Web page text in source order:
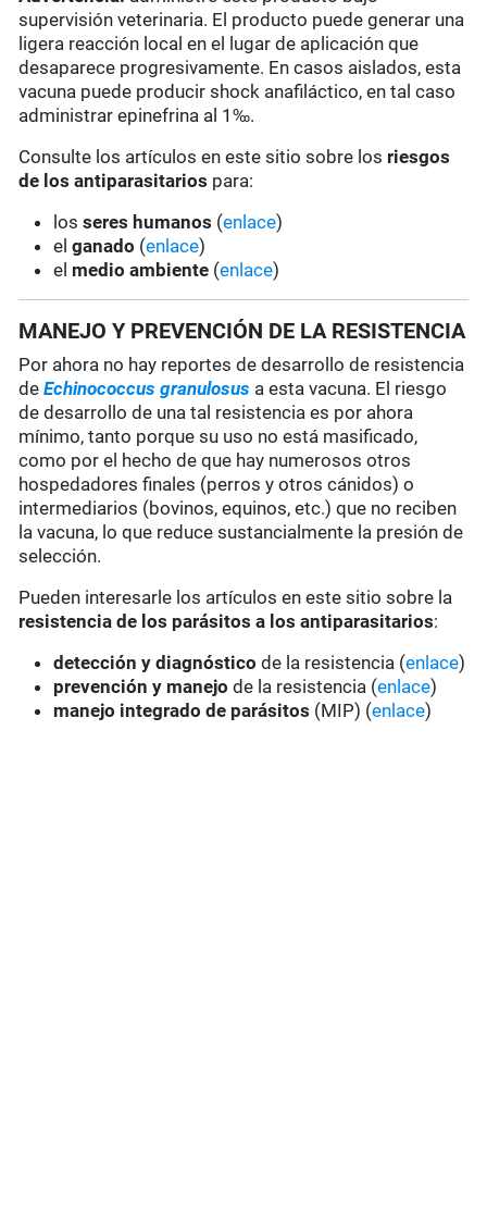
supervisión veterinaria. El producto puede generar una
ligera reacción local en el lugar de aplicación que
desaparece progresivamente. En casos aislados, esta
vacuna puede producir shock anafiláctico, en tal caso
administrar epinefrina al 1‰.
Consulte los artículos en este sitio sobre los riesgos
de los antiparasitarios para:
losseres humanos (enlace)
elganado (enlace)
el medio ambiente (enlace)
MANEJO Y PREVENCIÓN DE LA RESISTENCIA
Por ahora no hay reportes de desarrollo de resistencia
deEchinococcus granulosus a esta vacuna. El riesgo
de desarrollo de una tal resistencia es por ahora
mínimo, tanto porque su uso no está masificado,
como por el hecho de que hay numerosos otros
hospedadores finales (perros y otros cánidos) o
intermediarios (bovinos, equinos, etc.) que no reciben
la vacuna, lo que reduce sustancialmente la presión de
selección.
Pueden interesarle los artículos en este sitio sobre la
resistencia de los parásitos a los antiparasitarios:
detección y diagnóstico de la resistencia (enlace)
prevención y manejo de la resistencia (enlace)
manejo integrado de parásitos (MIP) (enlace)